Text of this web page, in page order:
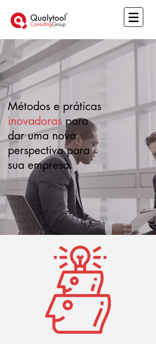
Métodos e práticas
inovadoras para
dar uma nova
perspectiva para
sua empresa.